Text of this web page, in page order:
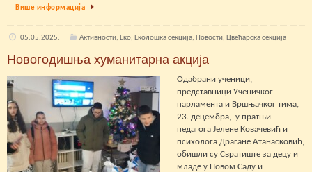
Више информација
05.05.2025. Активности,Еко,Еколошка секција,Новости,Цвећарска секција
Новогодишња хуманитарна акција
Одабрани ученици,
представници Ученичког
парламента и Вршњачког тима,
23. децембра, у пратњи
педагога Јелене Ковачевић и
психолога Драгане Атанасковић,
обишли су Свратиште за децу и
младе у Новом Саду и